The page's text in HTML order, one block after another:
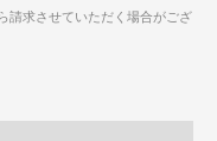
請求させていただく場合がござ